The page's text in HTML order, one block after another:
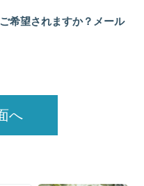
希望されますか？メール
へ